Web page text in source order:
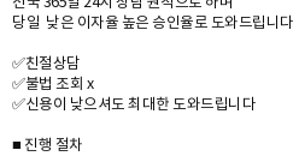
당일 낮은 이자율 높은 승인율로 도와드립니다
✅친절상담
✅불법 조회 x
✅신용이 낮으셔도 최대한 도와드립니다
■ 진행 절차